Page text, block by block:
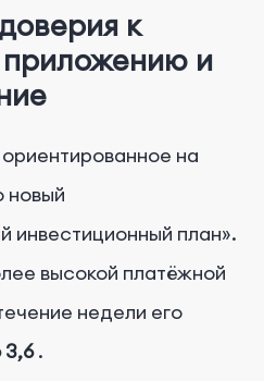
к
и
ориентированное на
новый
инвестиционный план».
высокой платёжной
недели его
3,6 .